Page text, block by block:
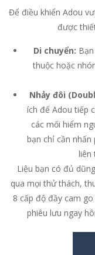
Để điều khiển Adou
được
Di chuyển:
thuộc hoặc
Nhảy đôi
ích để Adou tiếp
các mối hiểm
bạn chỉ cần
liên
Liệu bạn có đủ
qua mọi thử thách,
8 cấp độ đầy cam
phiêu lưu ngay